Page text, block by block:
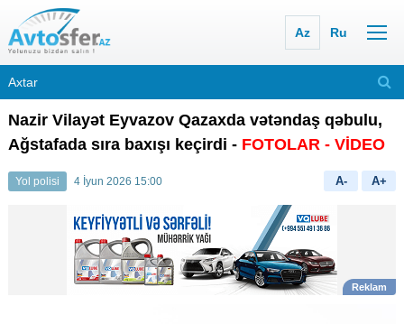
Az Ru
Nazir Vilayət Eyvazov Qazaxda vətəndaş qəbulu,
Ağstafada sıra baxışı keçirdi - FOTOLAR - VİDEO
Yol polisi 4 İyun 2026 15:00 A- A+